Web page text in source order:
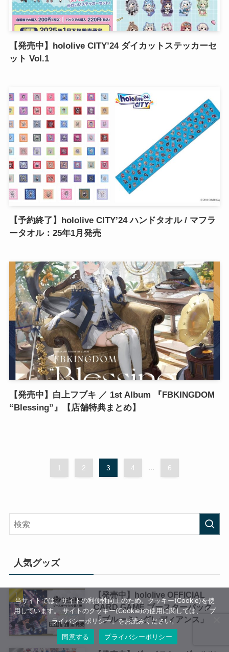
【発売中】hololive CITY’24 ダイカットステッカーセ
ット Vol.1
【予約終了】hololive CITY’24 ハンドタオル / マフラ
ータオル：25年1月発売
【発売中】白上フブキ ／ 1st Album 『FBKINGDOM
“Blessing”』【店舗特典まとめ】
1 2 3 4 ... 6
人気グッズ
【発売中】hololive OFFICIAL
CARD GAME ブースターパック
「ブルーミングレディアンス」
当サイトでは、サイトの利便性向上のため、クッキー(Cookie)を使
用しています。 サイトのクッキー(Cookie)の使用に関しては、「プ
ライバシーポリシー」をお読みください。
同意する
プライバシーポリシー